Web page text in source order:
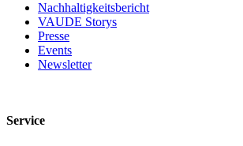
Nachhaltigkeitsbericht
VAUDE Storys
Presse
Events
Newsletter
Service